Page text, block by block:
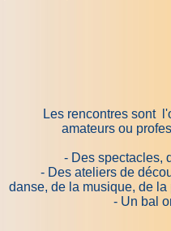
Les rencontres sont
amateurs ou
- Des spectacles,
- Des ateliers de
danse, de la musique, de
- Un bal